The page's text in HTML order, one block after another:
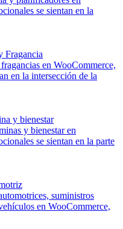
se sientan en la
Fragancia
en WooCommerce,
en la intersección de la
y bienestar
y bienestar en
se sientan en la parte
suministros
en WooCommerce,